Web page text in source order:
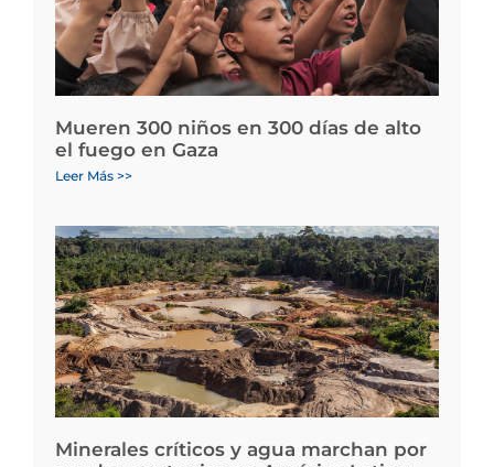
Mueren 300 niños en 300 días de alto
el fuego en Gaza
Leer Más >>
Minerales críticos y agua marchan por